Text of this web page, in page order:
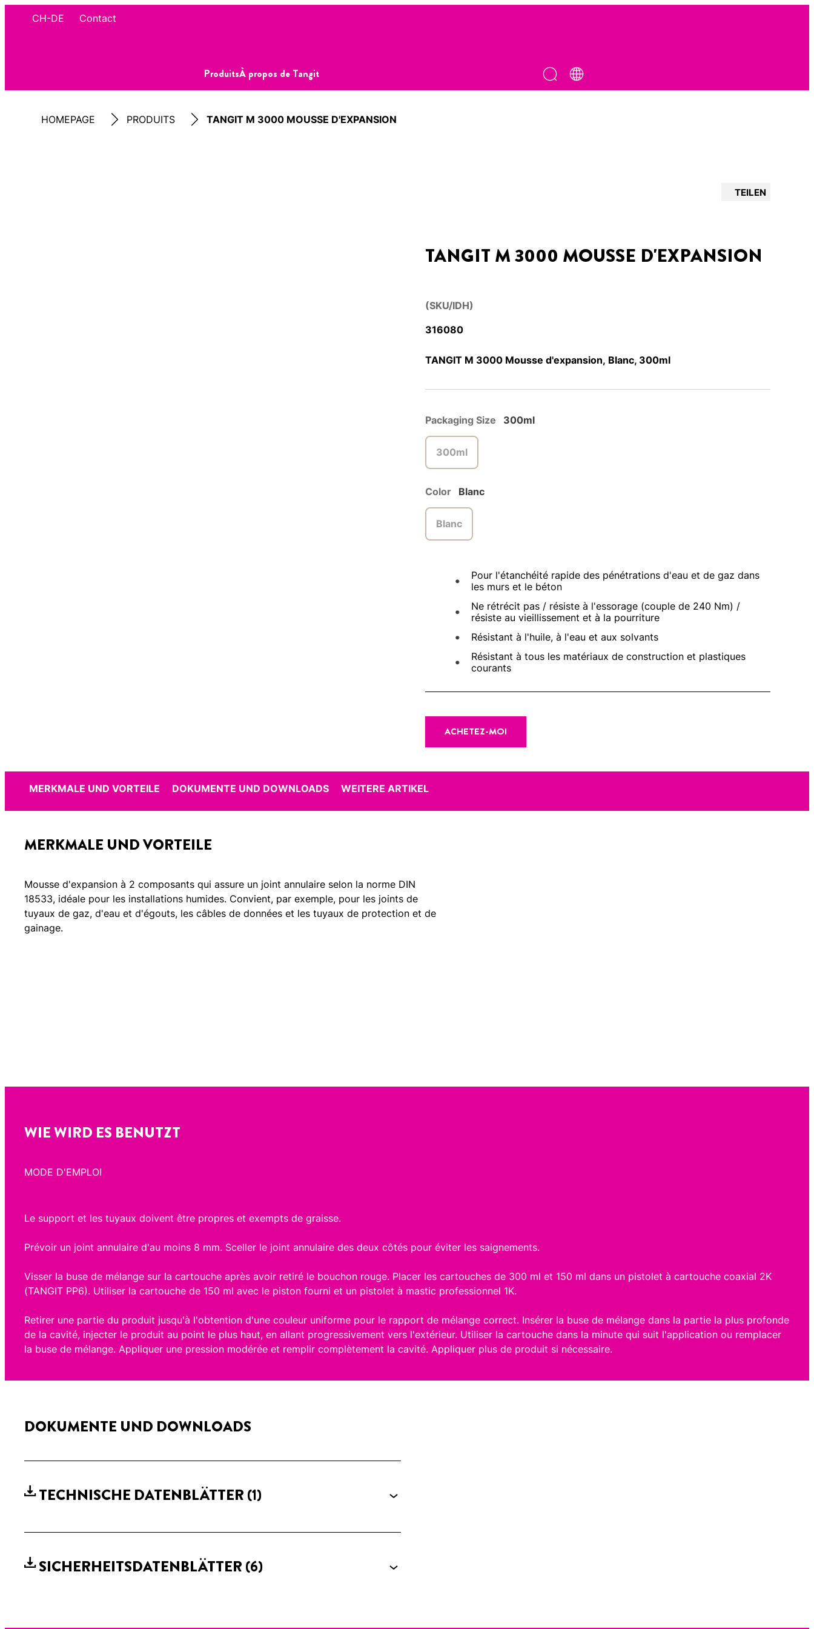
CH-DE Contact
ProduitsÀ propos de Tangit
HOMEPAGE PRODUITS TANGIT M 3000 MOUSSE D'EXPANSION
TEILEN
TANGIT M 3000 MOUSSE D'EXPANSION
(SKU/IDH)
316080
TANGIT M 3000 Mousse d'expansion, Blanc, 300ml
Packaging Size 300ml
300ml
Color Blanc
Blanc
Pour l'étanchéité rapide des pénétrations d'eau et de gaz dans
les murs et le béton
Ne rétrécit pas / résiste à l'essorage (couple de 240 Nm) /
résiste au vieillissement et à la pourriture
Résistant à l'huile, à l'eau et aux solvants
Résistant à tous les matériaux de construction et plastiques
courants
ACHETEZ-MOI
MERKMALE UND VORTEILE DOKUMENTE UND DOWNLOADS WEITERE ARTIKEL
MERKMALE UND VORTEILE
Mousse d'expansion à 2 composants qui assure un joint annulaire selon la norme DIN
18533, idéale pour les installations humides. Convient, par exemple, pour les joints de
tuyaux de gaz, d'eau et d'égouts, les câbles de données et les tuyaux de protection et de
gainage.
WIE WIRD ES BENUTZT
MODE D'EMPLOI
Le support et les tuyaux doivent être propres et exempts de graisse.
Prévoir un joint annulaire d'au moins 8 mm. Sceller le joint annulaire des deux côtés pour éviter les saignements.
Visser la buse de mélange sur la cartouche après avoir retiré le bouchon rouge. Placer les cartouches de 300 ml et 150 ml dans un pistolet à cartouche coaxial 2K
(TANGIT PP6). Utiliser la cartouche de 150 ml avec le piston fourni et un pistolet à mastic professionnel 1K.
Retirer une partie du produit jusqu'à l'obtention d'une couleur uniforme pour le rapport de mélange correct. Insérer la buse de mélange dans la partie la plus profonde
de la cavité, injecter le produit au point le plus haut, en allant progressivement vers l'extérieur. Utiliser la cartouche dans la minute qui suit l'application ou remplacer
la buse de mélange. Appliquer une pression modérée et remplir complètement la cavité. Appliquer plus de produit si nécessaire.
DOKUMENTE UND DOWNLOADS
TECHNISCHE DATENBLÄTTER (1)
SICHERHEITSDATENBLÄTTER (6)